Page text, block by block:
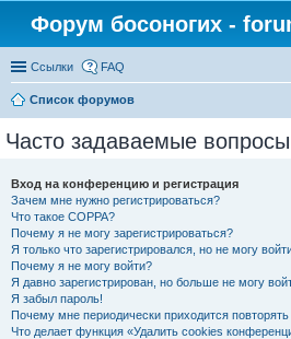
Форум босоногих -
Ссылки FAQ
Список форумов
Часто задаваемые вопросы
Вход на конференцию и регистрация
Зачем мне нужно регистрироваться?
Что такое COPPA?
Почему я не могу зарегистрироваться?
Я только что зарегистрировался, но не могу
Почему я не могу войти?
Я давно зарегистрирован, но больше не могу
Я забыл пароль!
Почему мне периодически приходится
Что делает функция «Удалить cookies